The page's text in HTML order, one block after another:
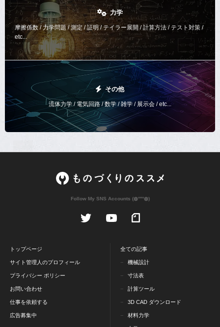
力学
摩擦係数 / 力学問題 / 測定 / 証明 / テイラー展開 / 計算方法 /テスト対策 /
etc...
その他
流体力学 / 電気回路 / 数学 / 雑学 / 展示会 / etc...
Follow My SNS Accounts (◍ᐡᐤᐡ◍)
トップページ
サイト管理人のプロフィール
プライバシー ポリシー
お問い合わせ
仕事を依頼する
広告募集中
全ての記事
機械設計
寸法表
計算ツール
3D CAD ダウンロード
材料力学